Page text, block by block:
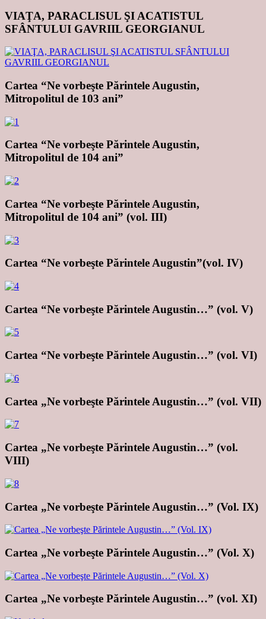
VIAŢA, PARACLISUL ŞI ACATISTUL
SFÂNTULUI GAVRIIL GEORGIANUL
Cartea “Ne vorbeşte Părintele Augustin,
Mitropolitul de 103 ani”
Cartea “Ne vorbeşte Părintele Augustin,
Mitropolitul de 104 ani”
Cartea “Ne vorbeşte Părintele Augustin,
Mitropolitul de 104 ani” (vol. III)
Cartea “Ne vorbeşte Părintele Augustin”(vol. IV)
Cartea “Ne vorbeşte Părintele Augustin…” (vol. V)
Cartea “Ne vorbeşte Părintele Augustin…” (vol. VI)
Cartea „Ne vorbeşte Părintele Augustin…” (vol. VII)
Cartea „Ne vorbeşte Părintele Augustin…” (vol.
VIII)
Cartea „Ne vorbeşte Părintele Augustin…” (Vol. IX)
Cartea „Ne vorbeşte Părintele Augustin…” (Vol. X)
Cartea „Ne vorbeşte Părintele Augustin…” (vol. XI)